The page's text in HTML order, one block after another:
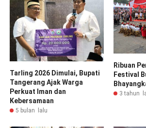
Tarling 2026 Dimulai, Bupati
Tangerang Ajak Warga
Perkuat Iman dan
Kebersamaan
5 bulan lalu
Ribuan
Festival
3 tahun